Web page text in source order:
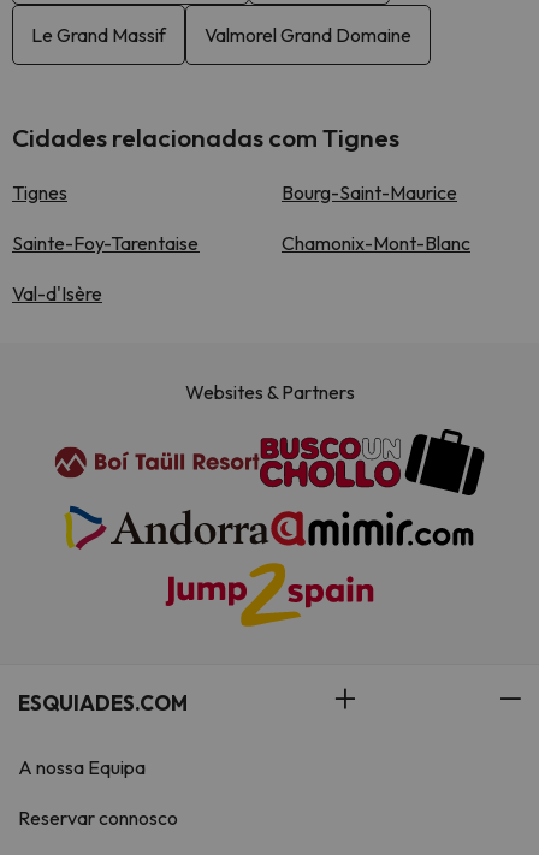
Le Grand Massif Valmorel Grand Domaine
Cidades relacionadas com Tignes
Tignes Bourg-Saint-Maurice
Sainte-Foy-Tarentaise Chamonix-Mont-Blanc
Val-d'Isère
Websites & Partners
ESQUIADES.COM
A nossa Equipa
Reservar connosco